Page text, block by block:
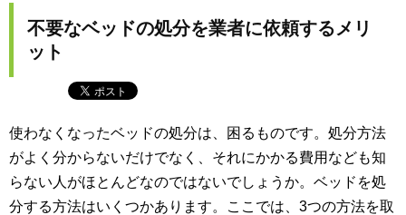
不要なベッドの処分を業者に依頼するメリ
ット
使わなくなったベッドの処分は、困るものです。処分方法
がよく分からないだけでなく、それにかかる費用なども知
らない人がほとんどなのではないでしょうか。ベッドを処
分する方法はいくつかあります。ここでは、3つの方法を取